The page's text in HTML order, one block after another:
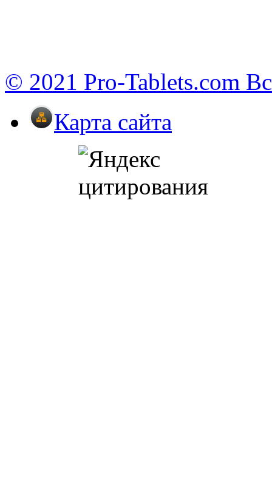
© 2021 Pro-Tablets.com
Карта сайта